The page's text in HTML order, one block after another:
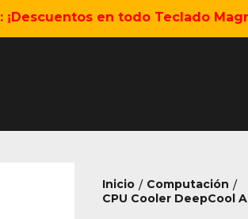
¡Descuentos en todo Teclado
Inicio / Computación /
CPU Cooler DeepCool